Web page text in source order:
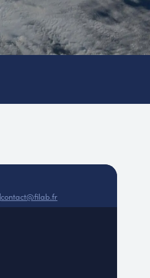
contact@filab.fr